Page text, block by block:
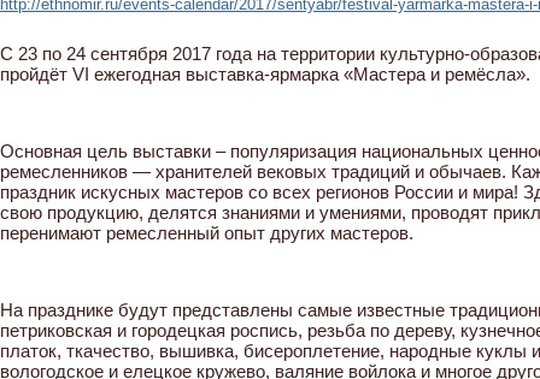
http://ethnomir.ru/events-calendar/2017/sentyabr/festival-yarmarka-mastera-
С 23 по 24 сентября 2017 года на территории культурно-
пройдёт VI ежегодная выставка-ярмарка «Мастера и ремёсла».
Основная цель выставки – популяризация национальных
ремесленников — хранителей вековых традиций и обычаев.
праздник искусных мастеров со всех регионов России и мира!
свою продукцию, делятся знаниями и умениями, проводят
перенимают ремесленный опыт других мастеров.
На празднике будут представлены самые известные
петриковская и городецкая роспись, резьба по дереву,
платок, ткачество, вышивка, бисероплетение, народные куклы
вологодское и елецкое кружево, валяние войлока и многое